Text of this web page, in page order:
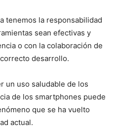
tenemos la responsabilidad
sean efectivas y
o con la colaboración de
desarrollo.
un uso saludable de los
de los smartphones puede
que se ha vuelto
actual.